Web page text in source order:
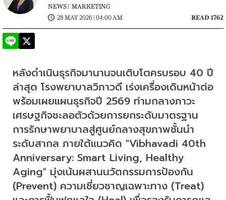
NEWS | MARKETING
28 MAY 2026 | 04:00 AM
READ 1762
หลังดำเนินธุรกิจมานานจนเติบโตครบรอบ 40 ปี
ล่าสุด โรงพยาบาลวิภาวดี เร่งเครื่องเดินหน้าต่อ
พร้อมเผยแผนธุรกิจปี 2569 ท่ามกลางภาวะ
เศรษฐกิจชะลอตัวด้วยการยกระดับมาตรฐาน
การรักษาพยาบาลสู่ศูนย์กลางสุขภาพชั้นนำ
ระดับสากล ภายใต้แนวคิด "Vibhavadi 40th
Anniversary: Smart Living, Healthy
Aging" มุ่งเน้นผสานนวัตกรรมการป้องกัน
(Prevent) ความเชี่ยวชาญเฉพาะทาง (Treat)